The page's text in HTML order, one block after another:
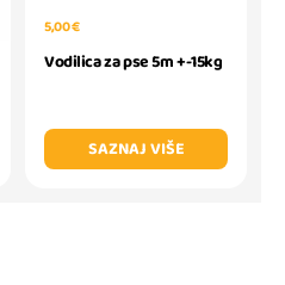
5,00 €
Vodilica za pse 5m +-15kg
SAZNAJ VIŠE